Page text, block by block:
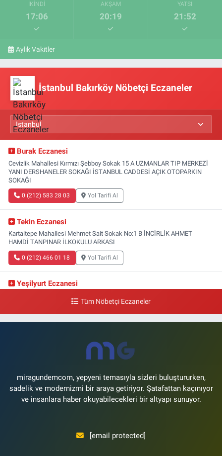
İKINDI
17:06
AKŞAM
20:19
YATSI
21:52
Aylık Vakitler
İstanbul Bakırköy Nöbetçi Eczaneler
Burak Eczanesi
Cevizlik Mahallesi Kırmızı Şebboy Sokak 15 A UZMANLAR TIP MERKEZİ
YANI DERSHANELER SOKAĞI İSTANBUL CADDESİ AÇIK OTOPARKIN
SOKAĞI
0 (212) 583 28 03 Yol Tarifi Al
Tekin Eczanesi
Kartaltepe Mahallesi Mehmet Sait Sokak No:1 B İNCİRLİK AHMET
HAMDİ TANPINAR İLKOKULU ARKASI
0 (212) 466 01 18 Yol Tarifi Al
Yeşilyurt Eczanesi
Şenlikköy Mahallesi Eski Halkalı Caddesi 33 Akvaryum Yanı Akua Florya
0 (212) 574 24 20
Tüm Nöbetçi Eczaneler
miragundemcom, yepyeni temasıyla sizleri buluştururken,
sadelik ve modernizmi bir araya getiriyor. Şatafattan kaçınıyor
ve insanlara haber okuyabilecekleri bir altyapı sunuyor.
[email protected]